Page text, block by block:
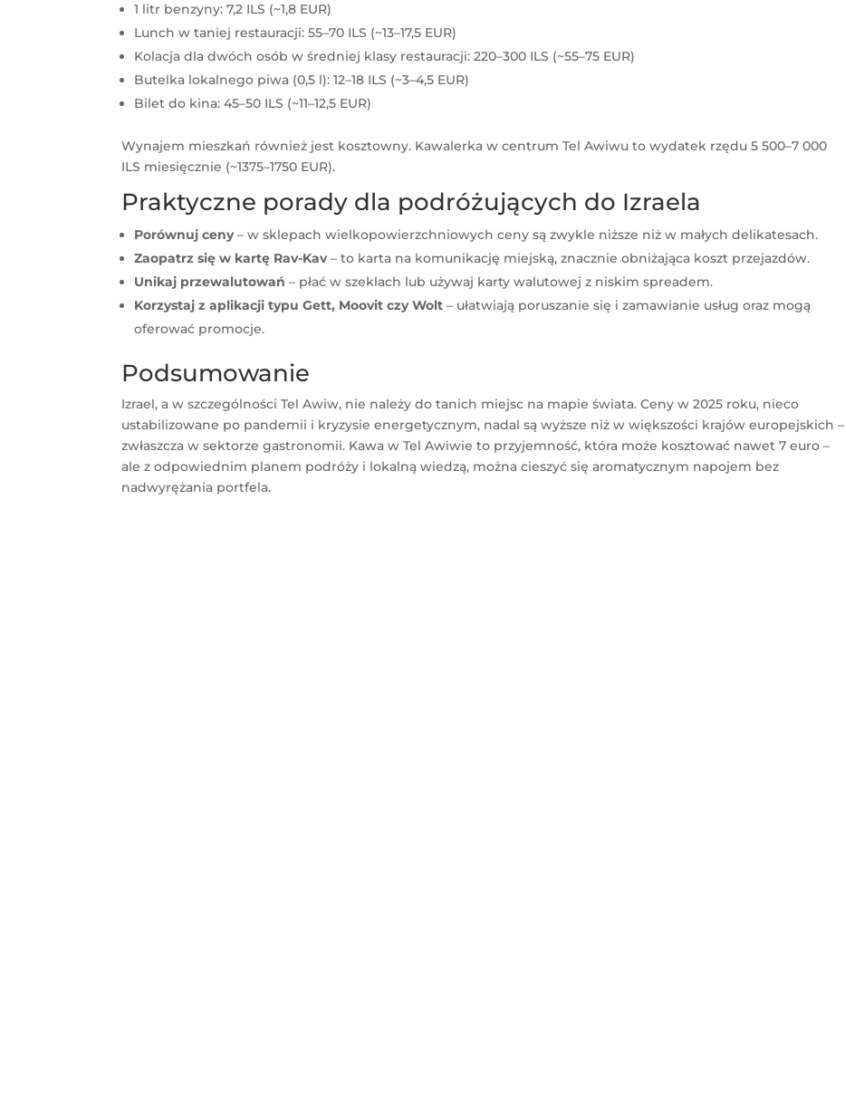
1 litr benzyny: 7,2 ILS (~1,8 EUR)
Lunch w taniej restauracji: 55–70 ILS (~13–17,5 EUR)
Kolacja dla dwóch osób w średniej klasy restauracji: 220–300 ILS (~55–75 EUR)
Butelka lokalnego piwa (0,5 l): 12–18 ILS (~3–4,5 EUR)
Bilet do kina: 45–50 ILS (~11–12,5 EUR)
Wynajem mieszkań również jest kosztowny. Kawalerka w centrum Tel Awiwu to wydatek rzędu 5 500–7 000
ILS miesięcznie (~1375–1750 EUR).
Praktyczne porady dla podróżujących do Izraela
Porównuj ceny– w sklepach wielkopowierzchniowych ceny są zwykle niższe niż w małych delikatesach.
Zaopatrz się w kartę Rav-Kav– to karta na komunikację miejską, znacznie obniżająca koszt przejazdów.
Unikaj przewalutowań – płać w szeklach lub używaj karty walutowej z niskim spreadem.
Korzystaj z aplikacji typu Gett, Moovit czy Wolt – ułatwiają poruszanie się i zamawianie usług oraz mogą
oferować promocje.
Podsumowanie
Izrael, a w szczególności Tel Awiw, nie należy do tanich miejsc na mapie świata. Ceny w 2025 roku, nieco
ustabilizowane po pandemii i kryzysie energetycznym, nadal są wyższe niż w większości krajów europejskich –
zwłaszcza w sektorze gastronomii. Kawa w Tel Awiwie to przyjemność, która może kosztować nawet 7 euro –
ale z odpowiednim planem podróży i lokalną wiedzą, można cieszyć się aromatycznym napojem bez
nadwyrężania portfela.